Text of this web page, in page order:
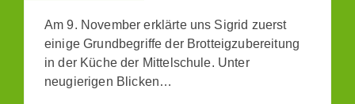
Am 9. November erklärte uns Sigrid zuerst
einige Grundbegriffe der Brotteigzubereitung
in der Küche der Mittelschule. Unter
neugierigen Blicken…